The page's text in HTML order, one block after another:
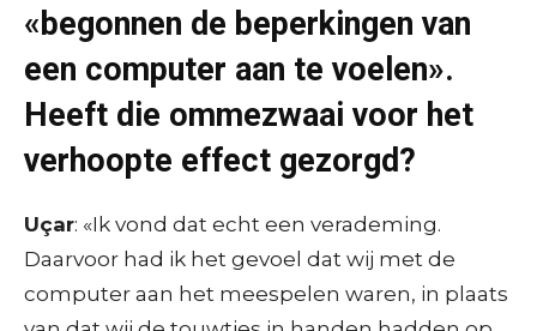
«begonnen de beperkingen van
een computer aan te voelen».
Heeft die ommezwaai voor het
verhoopte effect gezorgd?
Uçar: «Ik vond dat echt een verademing.
Daarvoor had ik het gevoel dat wij met de
computer aan het meespelen waren, in plaats